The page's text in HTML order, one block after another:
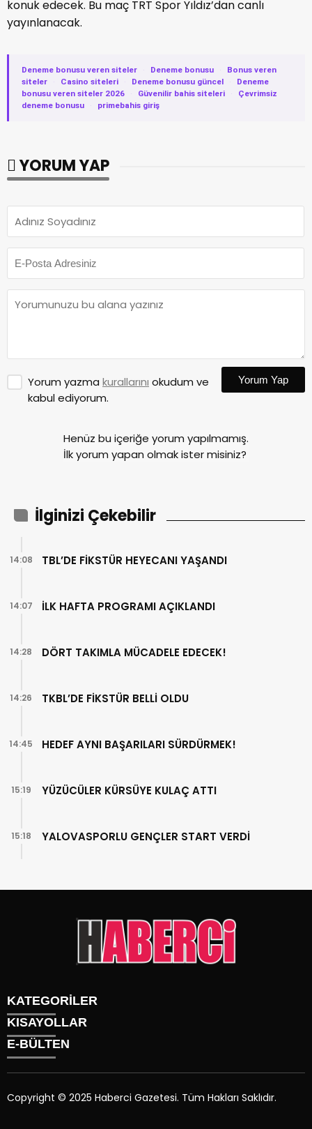
konuk edecek. Bu maç TRT Spor Yıldız’dan canlı
yayınlanacak.
Deneme bonusu veren siteler · Deneme bonusu ·
Bonus veren
siteler
· Casino siteleri · Deneme bonusu güncel ·
Deneme
bonusu veren siteler 2026
· Güvenilir bahis siteleri ·
Çevrimsiz
deneme bonusu
· primebahis giriş
YORUM YAP
Yorum yazma kurallarını okudum ve
kabul ediyorum.
Yorum Yap
Henüz bu içeriğe yorum yapılmamış.
İlk yorum yapan olmak ister misiniz?
İlginizi Çekebilir
TBL’DE FİKSTÜR HEYECANI YAŞANDI
14:08
İLK HAFTA PROGRAMI AÇIKLANDI
14:07
DÖRT TAKIMLA MÜCADELE EDECEK!
14:28
TKBL’DE FİKSTÜR BELLİ OLDU
14:26
HEDEF AYNI BAŞARILARI SÜRDÜRMEK!
14:45
YÜZÜCÜLER KÜRSÜYE KULAÇ ATTI
15:19
YALOVASPORLU GENÇLER START VERDİ
15:18
KATEGORİLER
Gündem
Siyaset
Sağlık
KISAYOLLAR
Künye
Üyelik
İletişim
E-BÜLTEN
Copyright © 2025 Haberci Gazetesi. Tüm Hakları Saklıdır.